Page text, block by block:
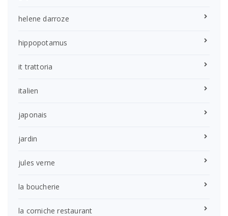
helene darroze
hippopotamus
it trattoria
italien
japonais
jardin
jules verne
la boucherie
la corniche restaurant